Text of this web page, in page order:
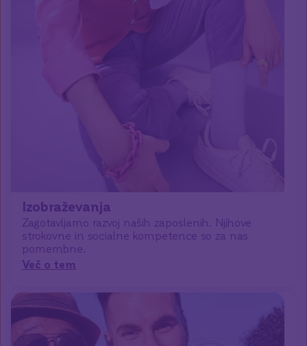
Izobraževanja
Zagotavljamo razvoj naših zaposlenih. Njihove
strokovne in socialne kompetence so za nas
pomembne.
Več o tem